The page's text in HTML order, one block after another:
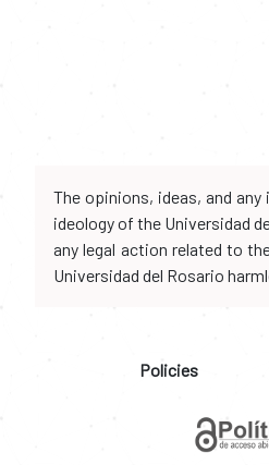
The opinions, ideas, and
ideology of the Universidad
any legal action related to
Universidad del Rosario
Policies